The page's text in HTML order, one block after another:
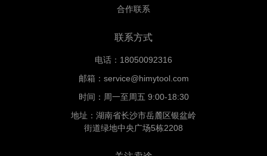
合作联系
联系方式
电话：18050092316
邮箱：service@himytool.com
时间：周一至周五 9:00-18:30
地址：湖南省长沙市岳麓区银盆岭
街道绿地中央广场5栋2208